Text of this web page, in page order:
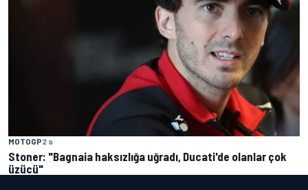
MOTOGP2 s
Stoner: "Bagnaia haksızlığa uğradı, Ducati'de olanlar çok
üzücü"